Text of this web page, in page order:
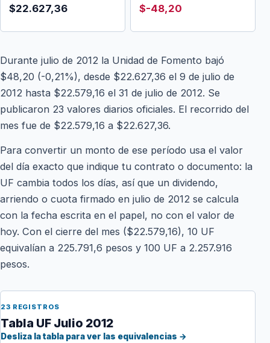
$22.627,36 $-48,20
Durante julio de 2012 la Unidad de Fomento bajó
$48,20 (-0,21%), desde $22.627,36 el 9 de julio de
2012 hasta $22.579,16 el 31 de julio de 2012. Se
publicaron 23 valores diarios oficiales. El recorrido del
mes fue de $22.579,16 a $22.627,36.
Para convertir un monto de ese período usa el valor
del día exacto que indique tu contrato o documento: la
UF cambia todos los días, así que un dividendo,
arriendo o cuota firmado en julio de 2012 se calcula
con la fecha escrita en el papel, no con el valor de
hoy. Con el cierre del mes ($22.579,16), 10 UF
equivalían a 225.791,6 pesos y 100 UF a 2.257.916
pesos.
23 REGISTROS
Tabla UF Julio 2012
Desliza la tabla para ver las equivalencias →